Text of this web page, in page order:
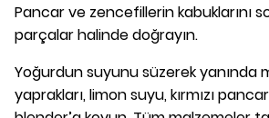
Pancar ve zencefillerin kabuklarını
parçalar halinde doğrayın.
Yoğurdun suyunu süzerek yanında
yaprakları, limon suyu, kırmızı